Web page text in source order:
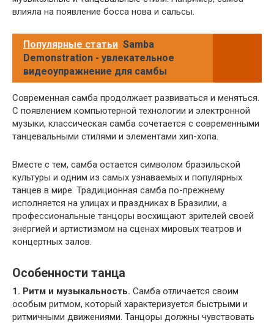
влияла на появление босса нова и сальсы.
Популярные статьи Samba
Demonstration - увлекательное
видеоупражнение для самбы
Современная самба продолжает развиваться и меняться.
С появлением компьютерной технологии и электронной
музыки, классическая самба сочетается с современными
танцевальными стилями и элементами хип-хопа.
Вместе с тем, самба остается символом бразильской
культуры и одним из самых узнаваемых и популярных
танцев в мире. Традиционная самба по-прежнему
исполняется на улицах и праздниках в Бразилии, а
профессиональные танцоры восхищают зрителей своей
энергией и артистизмом на сценах мировых театров и
концертных залов.
Особенности танца
1. Ритм и музыкальность. Самба отличается своим
особым ритмом, который характеризуется быстрыми и
ритмичными движениями. Танцоры должны чувствовать